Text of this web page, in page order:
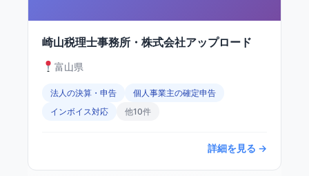
崎山税理士事務所・株式会社アップロード
富山県
法人の決算・申告
個人事業主の確定申告
インボイス対応
他10件
詳細を見る →